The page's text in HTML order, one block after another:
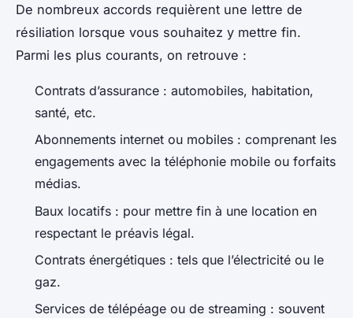
De nombreux accords requièrent une lettre de
résiliation lorsque vous souhaitez y mettre fin.
Parmi les plus courants, on retrouve :
Contrats d’assurance : automobiles, habitation,
santé, etc.
Abonnements internet ou mobiles : comprenant les
engagements avec la téléphonie mobile ou forfaits
médias.
Baux locatifs : pour mettre fin à une location en
respectant le préavis légal.
Contrats énergétiques : tels que l’électricité ou le
gaz.
Services de télépéage ou de streaming : souvent